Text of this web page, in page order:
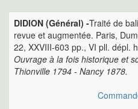
DIDION (Général) -Traité de
revue et augmentée. Paris,
22, XXVIII-603 pp., VI pll. dépl.
Ouvrage à la fois historique et
Thionville 1794 - Nancy 1878.